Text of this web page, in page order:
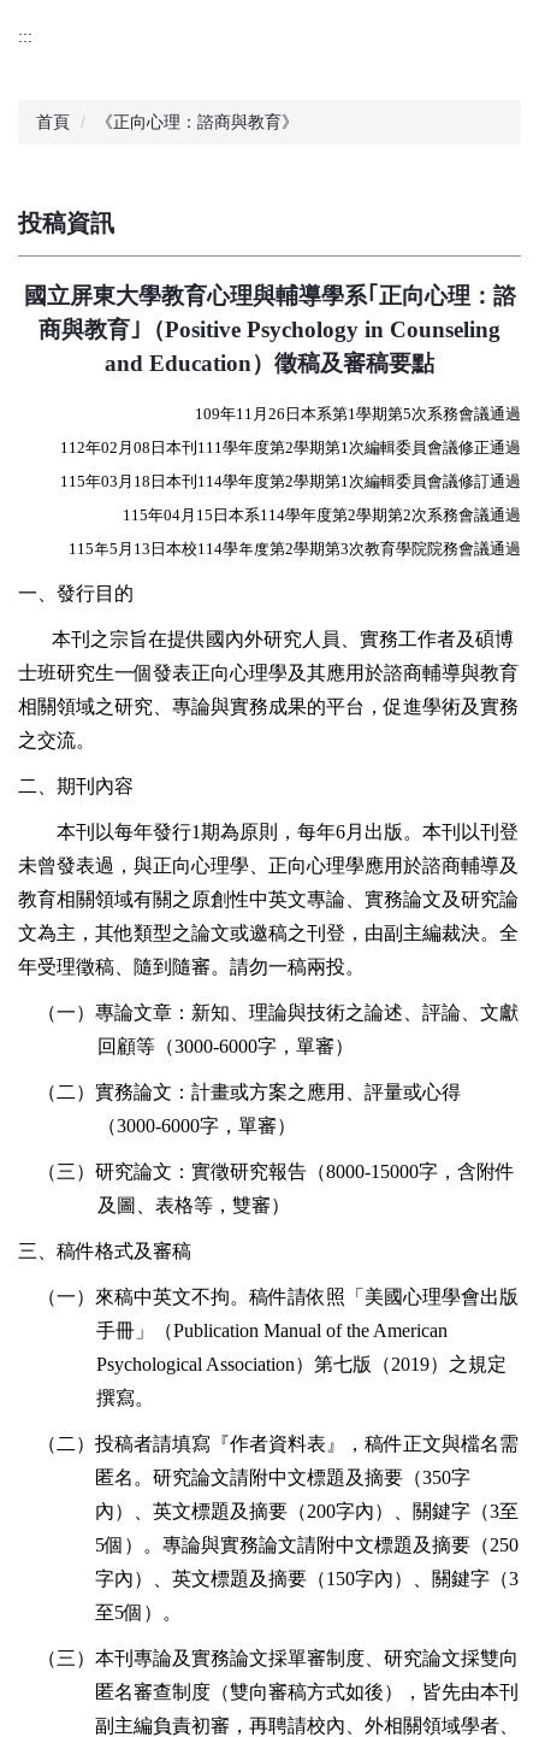
:::
首頁 《正向心理：諮商與教育》
投稿資訊
國立屏東大學教育心理與輔導學系｢正向心理：諮
商與教育｣（Positive Psychology in Counseling
and Education）徵稿及審稿要點
109年11 月 26 日本系第1學期第5次系務會議通過
112年02 月 08 日本刊 111學年度第2學期第1次編輯委員會議修正通過
115年03 月 18 日本刊 114學年度第2學期第1次編輯委員會議修訂通過
115年04月 15 日本系114學年度第2學期第2次系務會議通過
115年5 月 13 日本校114學年度第2學期第3次教育學院院務會議通過
一、發行目的
本刊之宗旨在提供國內外研究人員、實務工作者及碩博
士班研究生一個發表正向心理學及其應用於諮商輔導與教育
相關領域之研究、專論與實務成果的平台，促進學術及實務
之交流。
二、期刊內容
本刊以每年發行1期為原則，每年6月出版。本刊以刊登
未曾發表過，與正向心理學、正向心理學應用於諮商輔導及
教育相關領域有關之原創性中英文專論、實務論文及研究論
文為主，其他類型之論文或邀稿之刊登，由副主編裁決。全
年受理徵稿、隨到隨審。請勿一稿兩投。
（一）專論文章：新知、理論與技術之論述、評論、文獻
回顧等（3000-6000字，單審）
（二）實務論文：計畫或方案之應用、評量或心得
（3000-6000字，單審）
（三）研究論文：實徵研究報告（8000-15000字，含附件
及圖、表格等，雙審）
三、稿件格式及審稿
（一）來稿中英文不拘。稿件請依照「美國心理學會出版
手冊」（Publication Manual of the American
Psychological Association）第七版（2019）之規定
撰寫。
（二）投稿者請填寫『作者資料表』，稿件正文與檔名需
匿名。研究論文請附中文標題及摘要（350字
內）、英文標題及摘要（200字內）、關鍵字（3至
5個）。專論與實務論文請附中文標題及摘要（250
字內）、英文標題及摘要（150字內）、關鍵字（3
至5個）。
（三）本刊專論及實務論文採單審制度、研究論文採雙向
匿名審查制度（雙向審稿方式如後），皆先由本刊
副主編負責初審，再聘請校內、外相關領域學者、